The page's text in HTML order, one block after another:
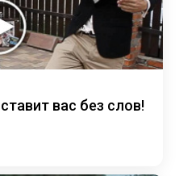
вас без слов!